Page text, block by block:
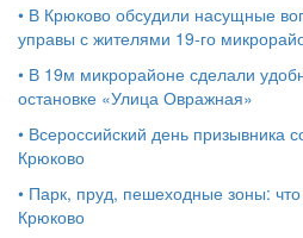
• В Крюково обсудили насущные
управы с жителями 19‑го
• В 19м микрорайоне сделали
остановке «Улица Овражная»
• Всероссийский день призывника
Крюково
• Парк, пруд, пешеходные зоны:
Крюково